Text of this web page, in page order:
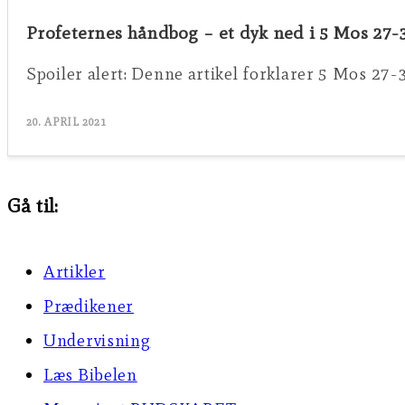
Profeternes håndbog – et dyk ned i 5 Mos 27-
Spoiler alert: Denne artikel forklarer 5 Mos 27-
20. APRIL 2021
Gå til:
Artikler
Prædikener
Undervisning
Læs Bibelen